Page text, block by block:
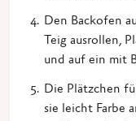
Den Backofen
Teig ausrollen,
und auf ein mit
Die Plätzchen
sie leicht Farbe